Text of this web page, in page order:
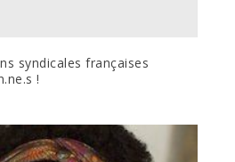
syndicales françaises
!